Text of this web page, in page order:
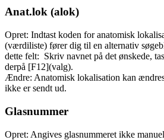
Anat.lok (alok)
Opret: Indtast koden for anatomisk
(værdiliste) fører dig til en alternativ
dette felt: Skriv navnet på det ønskede,
derpå [F12](valg).
Ændre: Anatomisk lokalisation kan
ikke er sendt ud.
Glasnummer
Opret: Angives glasnummeret ikke